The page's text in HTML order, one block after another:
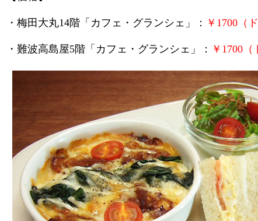
・梅田大丸14階「カフェ・グランシェ」： ￥1700（
・難波高島屋5階「カフェ・グランシェ」： ￥1700（